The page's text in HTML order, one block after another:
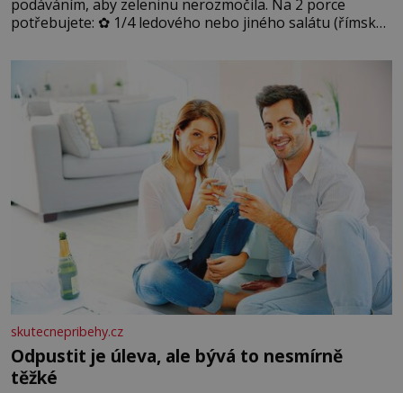
podáváním, aby zeleninu nerozmočila. Na 2 porce
potřebujete: ✿ 1/4 ledového nebo jiného salátu (římský
okurky ✿ 2 rajčata Zálivka: ✿ 4 lžíce olivového oleje ✿ 1
lžíci citronové šťávy ✿ ½ stroužku
skutecnepribehy.cz
Odpustit je úleva, ale bývá to nesmírně
těžké